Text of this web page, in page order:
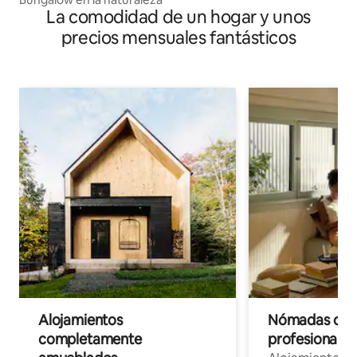
La comodidad de un hogar y unos
precios mensuales fantásticos
Alojamientos
completamente
Nómadas